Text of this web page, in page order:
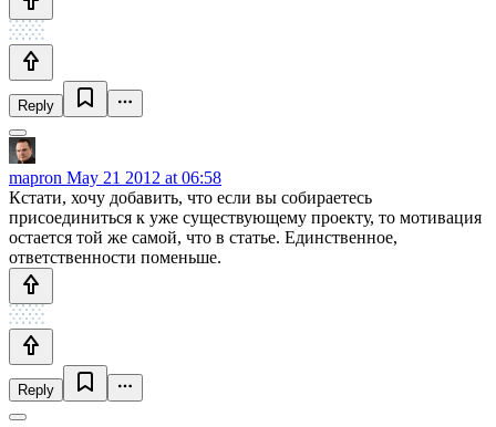
Reply
mapron May 21 2012 at 06:58
Кстати, хочу добавить, что если вы собираетесь
присоединиться к уже существующему проекту, то мотивация
остается той же самой, что в статье. Единственное,
ответственности поменьше.
Reply